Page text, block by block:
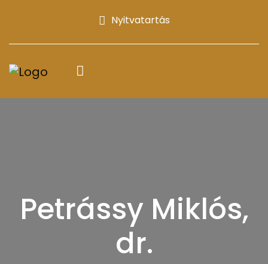
Nyitvatartás
Petrássy Miklós,
dr.